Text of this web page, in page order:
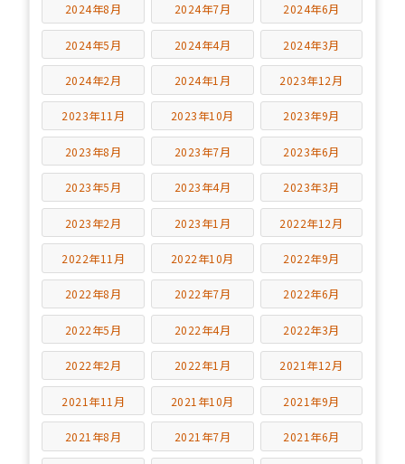
2024年8月 2024年7月 2024年6月
2024年5月 2024年4月 2024年3月
2024年2月 2024年1月 2023年12月
2023年11月 2023年10月 2023年9月
2023年8月 2023年7月 2023年6月
2023年5月 2023年4月 2023年3月
2023年2月 2023年1月 2022年12月
2022年11月 2022年10月 2022年9月
2022年8月 2022年7月 2022年6月
2022年5月 2022年4月 2022年3月
2022年2月 2022年1月 2021年12月
2021年11月 2021年10月 2021年9月
2021年8月 2021年7月 2021年6月